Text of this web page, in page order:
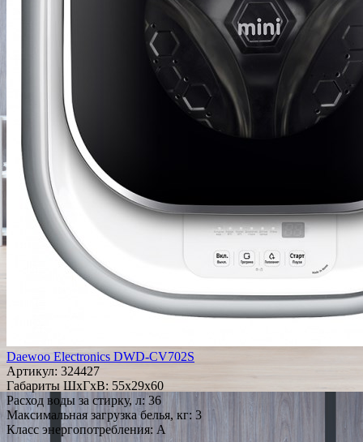
Daewoo Electronics DWD-CV702S
Артикул: 324427
Габариты ШxГxВ: 55x29x60
Расход воды за стирку, л: 36
Максимальная загрузка белья, кг: 3
Класс энергопотребления: A